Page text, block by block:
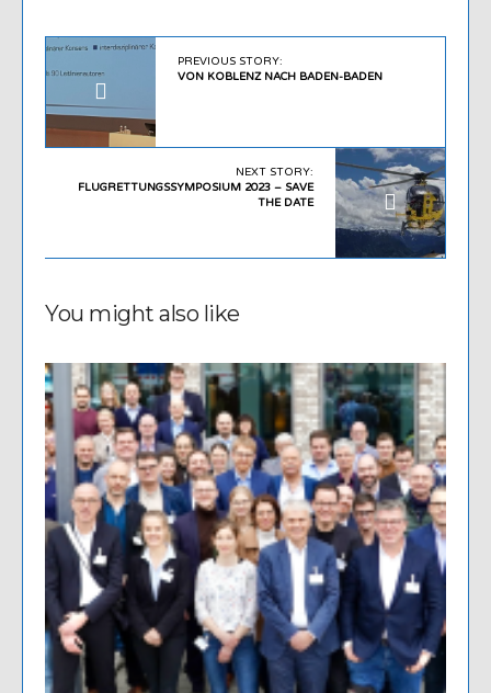
PREVIOUS STORY:
VON KOBLENZ NACH BADEN-BADEN
NEXT STORY:
FLUGRETTUNGSSYMPOSIUM 2023 – SAVE
THE DATE
You might also like